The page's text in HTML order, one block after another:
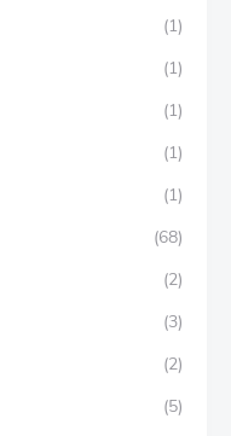
(1)
(1)
(1)
(1)
(1)
(68)
(2)
(3)
(2)
(5)